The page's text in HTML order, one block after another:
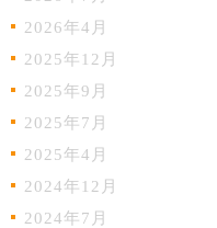
2026年4月
2025年12月
2025年9月
2025年7月
2025年4月
2024年12月
2024年7月